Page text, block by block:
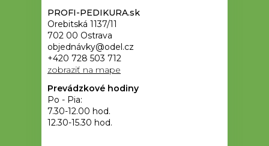
PROFI-PEDIKURA.sk
Orebitská 1137/11
702 00 Ostrava
objednávky@odel.cz
+420 728 503 712
zobraziť na mape
Prevádzkové hodiny
Po - Pia:
7.30-12.00 hod.
12.30-15.30 hod.